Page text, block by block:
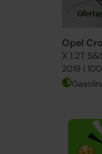
Opel
X 1.2T
2019 |